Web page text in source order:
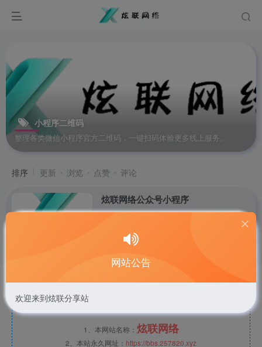
小程序二维码
整理各类微信小程序官方二维码，一键扫码体验更多线上服务。
排序 更新 浏览 点赞 评论
炫联网络公众号小程序
墨羽尘兮
1、本网站名称： 炫联网络
2、本站永久网址： https://bbs.257820.xyz
网站公告
欢迎来到炫联分享站